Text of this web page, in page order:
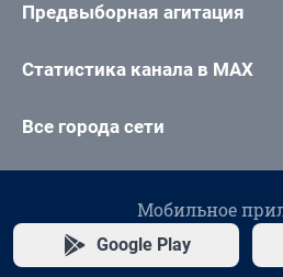
Предвыборная агитация
Статистика канала в MAX
Все города сети
Мобильное
Google Play